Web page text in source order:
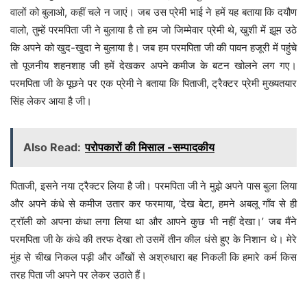
वालों को बुलाओ, कहीं चले न जाएं। जब उस प्रेमी भाई ने हमें यह बताया कि दयौण
वालो, तुम्हें परमपिता जी ने बुलाया है तो हम जो जिम्मेवार प्रेमी थे, खुशी में झूम उठे
कि अपने को खुद-खुदा ने बुलाया है। जब हम परमपिता जी की पावन हजूरी में पहुंचे
तो पूजनीय शहनशाह जी हमें देखकर अपने कमीज के बटन खोलने लग गए।
परमपिता जी के पूछने पर एक प्रेमी ने बताया कि पिताजी, ट्रैक्टर प्रेमी मुख्यतयार
सिंह लेकर आया है जी।
Also Read: परोपकारों की मिसाल -सम्पादकीय
पिताजी, इसने नया ट्रैक्टर लिया है जी। परमपिता जी ने मुझे अपने पास बुला लिया
और अपने कंधे से कमीज उतार कर फरमाया, ‘देख बेटा, हमने अबलू गाँव से ही
ट्रॉली को अपना कंधा लगा लिया था और आपने कुछ भी नहीं देखा।’ जब मैंने
परमपिता जी के कंधे की तरफ देखा तो उसमें तीन कील धंसे हुए के निशान थे। मेरे
मुंह से चीख निकल पड़ी और आँखों से अश्रुधारा बह निकली कि हमारे कर्म किस
तरह पिता जी अपने पर लेकर उठाते हैं।